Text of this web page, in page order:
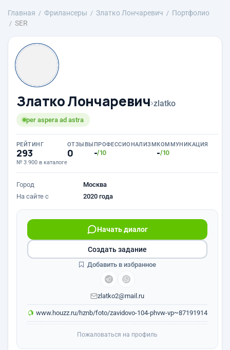
Главная Фрилансеры Златко Лончаревич
Портфолио
SER
Златко Лончаревич›zlatko
per aspera ad astra
РЕЙТИНГ
293
№ 3 900 в каталоге
ОТЗЫВЫ
0
ПРОФЕССИОНАЛИЗМ
-/10
КОММУНИКАЦИЯ
-/10
Город
Москва
На сайте с
2020 года
Начать диалог
zlatko2@mail.ru
www.houzz.ru/hznb/foto/zavidovo-104-phvw-vp~87191914
Создать задание
Добавить в избранное
Пожаловаться на профиль